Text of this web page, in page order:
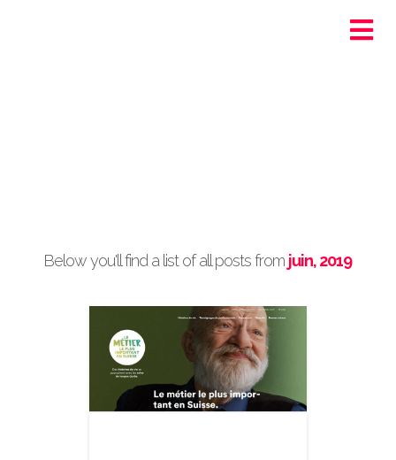
Below you'll find a list of all posts from juin, 2019